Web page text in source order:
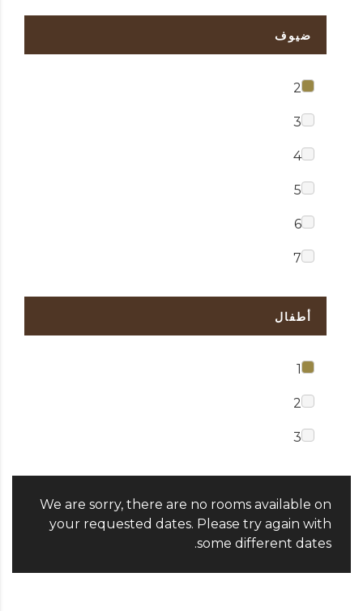
ضيوف
2
3
4
5
6
7
أطفال
1
2
3
We are sorry, there are no rooms available on
your requested dates. Please try again with
some different dates.